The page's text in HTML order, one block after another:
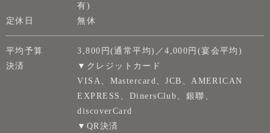
有)
定休日
無休
平均予算
3,800円(通常平均)／4,000円(宴会平均)
決済
▼クレジットカード
VISA、Mastercard、JCB、AMERICAN
EXPRESS、DinersClub、銀聯、
discoverCard
▼QR決済